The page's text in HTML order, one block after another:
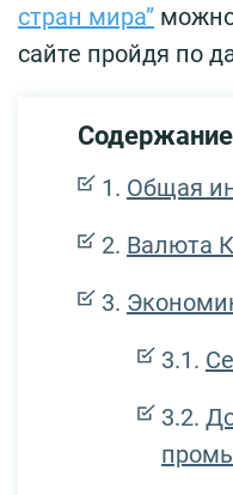
стран мира”
сайте пройдя по
Общая
Валюта